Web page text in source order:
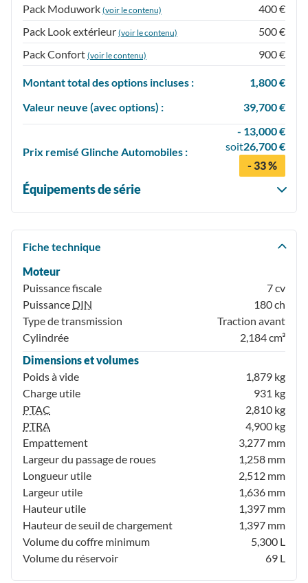
Pack Moduwork (voir le contenu)
400 €
Pack Look extérieur (voir le contenu)
500 €
Pack Confort (voir le contenu) 900 €
Montant total des options incluses :
1,800 €
Valeur neuve (avec options) :
39,700 €
Prix remisé Glinche Automobiles :
- 13,000 €
soit26,700 €
- 33 %
Équipements de série
Fiche technique
Moteur
Puissance fiscale
7 cv
Puissance DIN
180 ch
Type de transmission
Traction avant
Cylindrée
2,184 cm³
Dimensions et volumes
Poids à vide
1,879 kg
Charge utile
931 kg
PTAC
2,810 kg
PTRA
4,900 kg
Empattement
3,277 mm
Largeur du passage de roues
1,258 mm
Longueur utile
2,512 mm
Largeur utile
1,636 mm
Hauteur utile
1,397 mm
Hauteur de seuil de chargement
1,397 mm
Volume du coffre minimum
5,300 L
Volume du réservoir
69 L